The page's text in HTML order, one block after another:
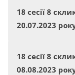
18 сесії 8
20.07.2023
18 сесії 8
08.08.2023